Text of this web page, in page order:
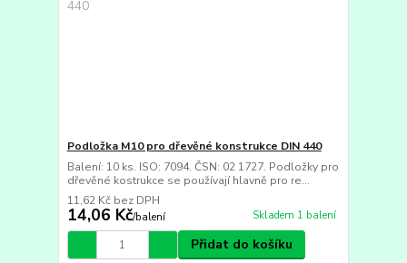
Podložka M10 pro dřevěné konstrukce DIN 440
Balení: 10 ks. ISO: 7094. ČSN: 02 1727. Podložky pro
dřevěné kostrukce se používají hlavně pro re...
14,06 Kč/balení
11,62 Kč bez DPH
Skladem 1 balení
Přidat do košíku